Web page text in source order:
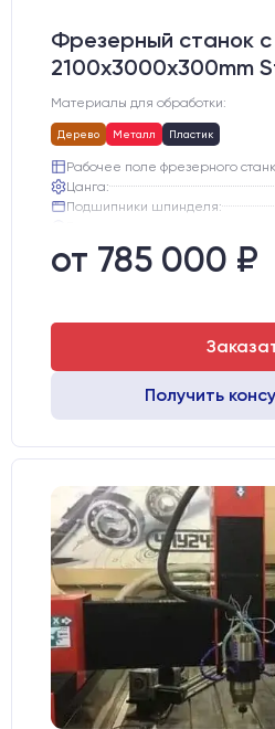
Фрезерный станок
2100x3000x300mm
Материалы для обработки:
Дерево Металл Пластик
Рабочее поле фрезерного
Цанга:
Подшипники шпинделя:
Стол:
Двигатели:
от 785 000 ₽
Получить